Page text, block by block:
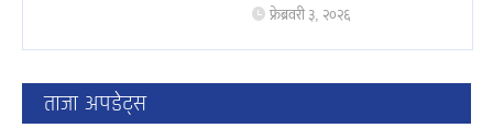
फ्रेब्रवरी ३, २०२६
ताजा अपडेट्स